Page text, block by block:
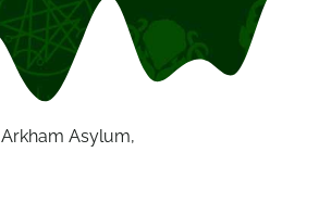
Arkham Asylum,